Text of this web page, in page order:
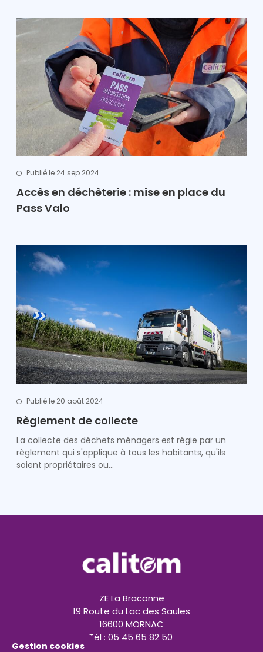
Publié le 24 sep 2024
Accès en déchèterie : mise en place du
Pass Valo
Publié le 20 août 2024
Règlement de collecte
La collecte des déchets ménagers est régie par un
règlement qui s'applique à tous les habitants, qu'ils
soient propriétaires ou…
ZE La Braconne
19 Route du Lac des Saules
16600 MORNAC
Tél : 05 45 65 82 50
Gestion cookies